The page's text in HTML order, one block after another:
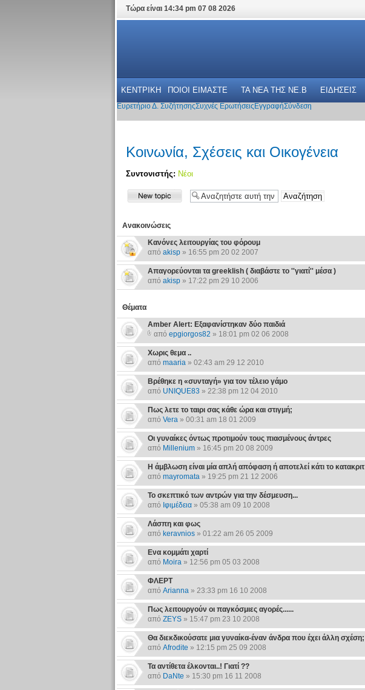
Τώρα είναι 14:34 pm 07 08 2026
ΚΕΝΤΡΙΚΗ ΠΟΙΟΙ ΕΙΜΑΣΤΕ ΤΑ ΝΕΑ THΣ NE.B ΕΙΔΗΣΕΙΣ
Ευρετήριο Δ. ΣυζήτησηςΣυχνές Ερωτήσεις ΕγγραφήΣύνδεση
Κοινωνία, Σχέσεις και Οικογένεια
Συντονιστής: Νέοι
Ανακοινώσεις
Κανόνες λειτουργίας του φόρουμ
από akisp» 16:55 pm 20 02 2007
Απαγορεύονται τα greeklish ( διαβάστε το ''γιατί'' μέσα )
από akisp» 17:22 pm 29 10 2006
Θέματα
Amber Alert: Εξαφανίστηκαν δύο παιδιά
από epgiorgos82 » 18:01 pm 02 06 2008
Χωρις θεμα ..
από maaria» 02:43 am 29 12 2010
Βρέθηκε η «συνταγή» για τον τέλειο γάμο
από UNIQUE83 » 22:38 pm 12 04 2010
Πως λετε το ταιρι σας κάθε ώρα και στιγμή;
από Vera» 00:31 am 18 01 2009
Οι γυναίκες όντως προτιμούν τους πιασμένους άντρες
από Millenium» 16:45 pm 20 08 2009
H άμβλωση είναι μία απλή απόφαση ή αποτελεί κάτι το κατακριτ
από mayromata» 19:25 pm 21 12 2006
Το σκεπτικό των αντρών για την δέσμευση...
από Ιφιμέδεια» 05:38 am 09 10 2008
Λάσπη και φως
από keravnios» 01:22 am 26 05 2009
Ενα κομμάτι χαρτί
από Moira» 12:56 pm 05 03 2008
ΦΛΕΡΤ
από Arianna» 23:33 pm 16 10 2008
Πως λειτουργούν οι παγκόσμιες αγορές......
από ZEYS» 15:47 pm 23 10 2008
Θα διεκδικούσατε μια γυναίκα-έναν άνδρα που έχει άλλη σχέση;
από Afrodite » 12:15 pm 25 09 2008
Τα αντίθετα έλκονται..! Γιατί ??
από DaNte » 15:30 pm 16 11 2008